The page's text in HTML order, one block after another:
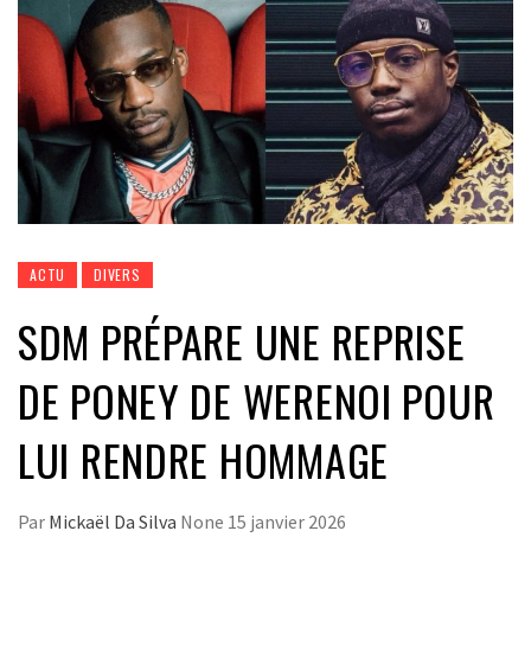
ACTU DIVERS
SDM PRÉPARE UNE REPRISE
DE PONEY DE WERENOI POUR
LUI RENDRE HOMMAGE
Par Mickaël Da Silva None 15 janvier 2026